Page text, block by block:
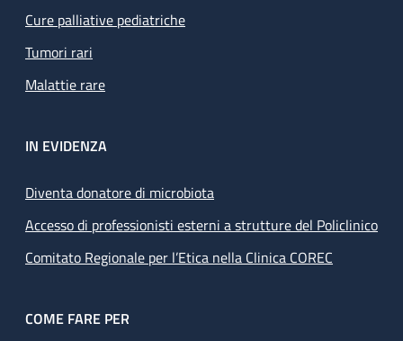
Cure palliative pediatriche
Tumori rari
Malattie rare
IN EVIDENZA
Diventa donatore di microbiota
Accesso di professionisti esterni a strutture del Policlinico
Comitato Regionale per l’Etica nella Clinica COREC
COME FARE PER